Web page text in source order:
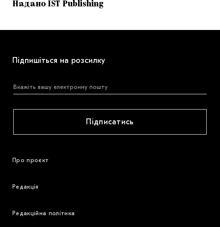
Надано IST Publishing
Підпишіться на розсилку
Підписатись
Про проєкт
Редакція
Редакційна політика